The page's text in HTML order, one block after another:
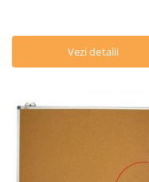
Vezi detalii